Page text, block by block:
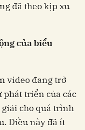
đã theo kịp xu
của biểu
video đang trở
phát triển của các
giải cho quá trình
Điều này đã ít